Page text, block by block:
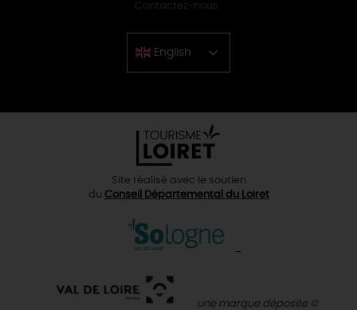
Contactez-nous
English
Chinese
Site réalisé avec le soutien
du Conseil Départemental du Loiret
une marque déposée ©